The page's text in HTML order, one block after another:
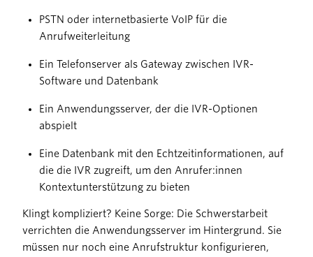
PSTN oder internetbasierte VoIP für die
Anrufweiterleitung
Ein Telefonserver als Gateway zwischen IVR-
Software und Datenbank
Ein Anwendungsserver, der die IVR-Optionen
abspielt
Eine Datenbank mit den Echtzeitinformationen, auf
die die IVR zugreift, um den Anrufer:innen
Kontextunterstützung zu bieten
Klingt kompliziert? Keine Sorge: Die Schwerstarbeit
verrichten die Anwendungsserver im Hintergrund. Sie
müssen nur noch eine Anrufstruktur konfigurieren,